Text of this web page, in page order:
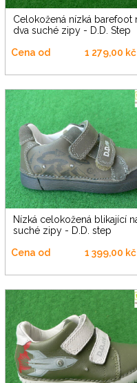
Celokožená nízká barefoot na
dva suché zipy - D.D. Step
Cena od 1 279,00 kč
Nízká celokožená blikající na dva
suché zipy - D.D. step
Cena od 1 399,00 kč